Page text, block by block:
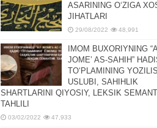
ASARINING OʻZIGA
JIHATLARI
29/08/2022 48,991
IMOM BUXORIYNING
JOMEʼ AS-SAHIH”
TOʻPLAMINING
USLUBI, SAHIHLIK
SHARTLARINI QIYOSIY, LЕKSIK
TAHLILI
03/02/2022 47,933